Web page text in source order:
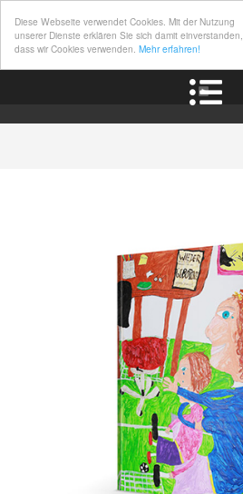
Diese Webseite verwendet Cookies. Mit der Nutzung
unserer Dienste erklären Sie sich damit einverstanden,
dass wir Cookies verwenden. Mehr erfahren!